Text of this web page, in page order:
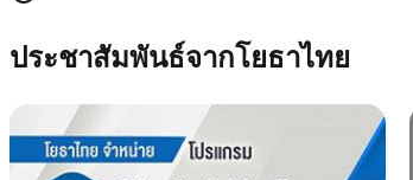
ประชาสัมพันธ์จากโยธาไทย